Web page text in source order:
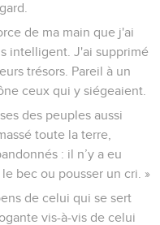
de ma main que j'ai
intelligent. J'ai supprimé
trésors. Pareil à un
ceux qui y siégeaient.
des peuples aussi
toute la terre,
: il n’y a eu
bec ou pousser un cri. »
de celui qui se sert
vis-à-vis de celui